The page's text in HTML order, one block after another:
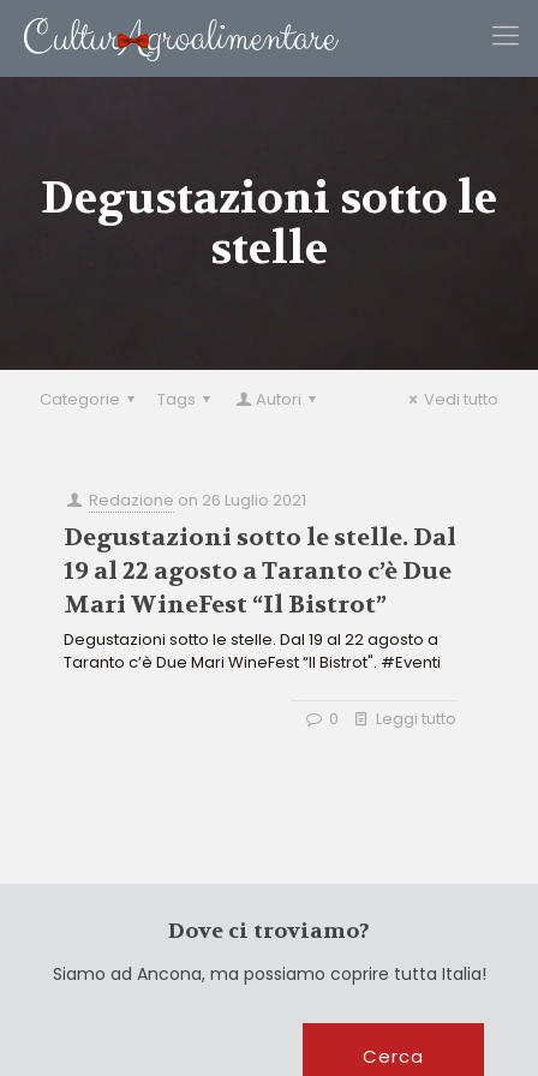
Degustazioni sotto le
stelle
Categorie Tags Autori Vedi tutto
Redazione on 26 Luglio 2021
Degustazioni sotto le stelle. Dal
19 al 22 agosto a Taranto c’è Due
Mari WineFest “Il Bistrot”
Degustazioni sotto le stelle. Dal 19 al 22 agosto a
Taranto c’è Due Mari WineFest “Il Bistrot". #Eventi
0 Leggi tutto
Dove ci troviamo?
Siamo ad Ancona, ma possiamo coprire tutta Italia!
Cerca